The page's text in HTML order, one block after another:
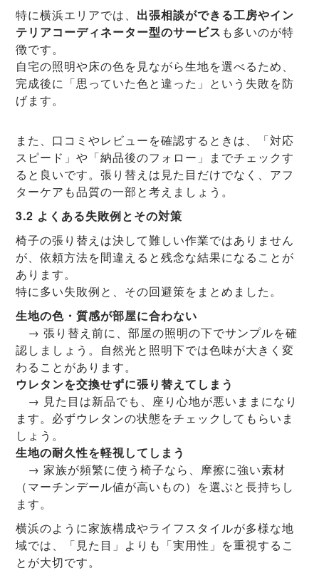
特に横浜エリアでは、 出張相談ができる工房やイン
テリアコーディネーター型のサービス も多いのが特
徴です。
自宅の照明や床の色を見ながら生地を選べるため、
完成後に「思っていた色と違った」という失敗を防
げます。
また、口コミやレビューを確認するときは、「対応
スピード」や「納品後のフォロー」までチェックす
ると良いです。張り替えは見た目だけでなく、アフ
ターケアも品質の一部と考えましょう。
3.2 よくある失敗例とその対策
椅子の張り替えは決して難しい作業ではありません
が、依頼方法を間違えると残念な結果になることが
あります。
特に多い失敗例と、その回避策をまとめました。
生地の色・質感が部屋に合わない
→ 張り替え前に、部屋の照明の下でサンプルを確
認しましょう。自然光と照明下では色味が大きく変
わることがあります。
ウレタンを交換せずに張り替えてしまう
→ 見た目は新品でも、座り心地が悪いままになり
ます。必ずウレタンの状態をチェックしてもらいま
しょう。
生地の耐久性を軽視してしまう
→ 家族が頻繁に使う椅子なら、摩擦に強い素材
（マーチンデール値が高いもの）を選ぶと長持ちし
ます。
横浜のように家族構成やライフスタイルが多様な地
域では、「見た目」よりも「実用性」を重視するこ
とが大切です。